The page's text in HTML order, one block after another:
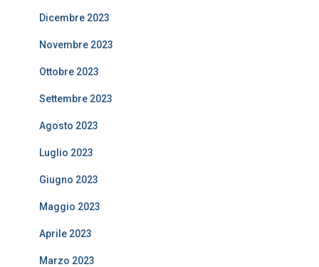
Dicembre 2023
Novembre 2023
Ottobre 2023
Settembre 2023
Agosto 2023
Luglio 2023
Giugno 2023
Maggio 2023
Aprile 2023
Marzo 2023